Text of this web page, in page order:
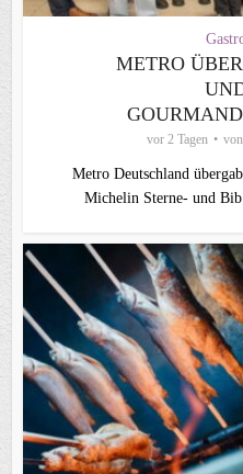
METRO
vor 2 Tagen von
Metro Deutschland
Michelin Sterne- und Bib